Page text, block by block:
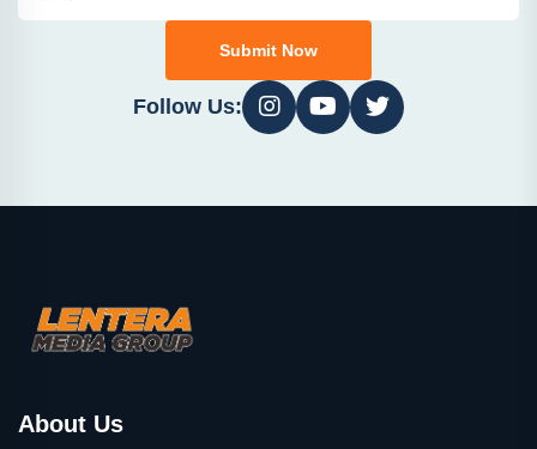
Submit Now
Follow Us:
About Us